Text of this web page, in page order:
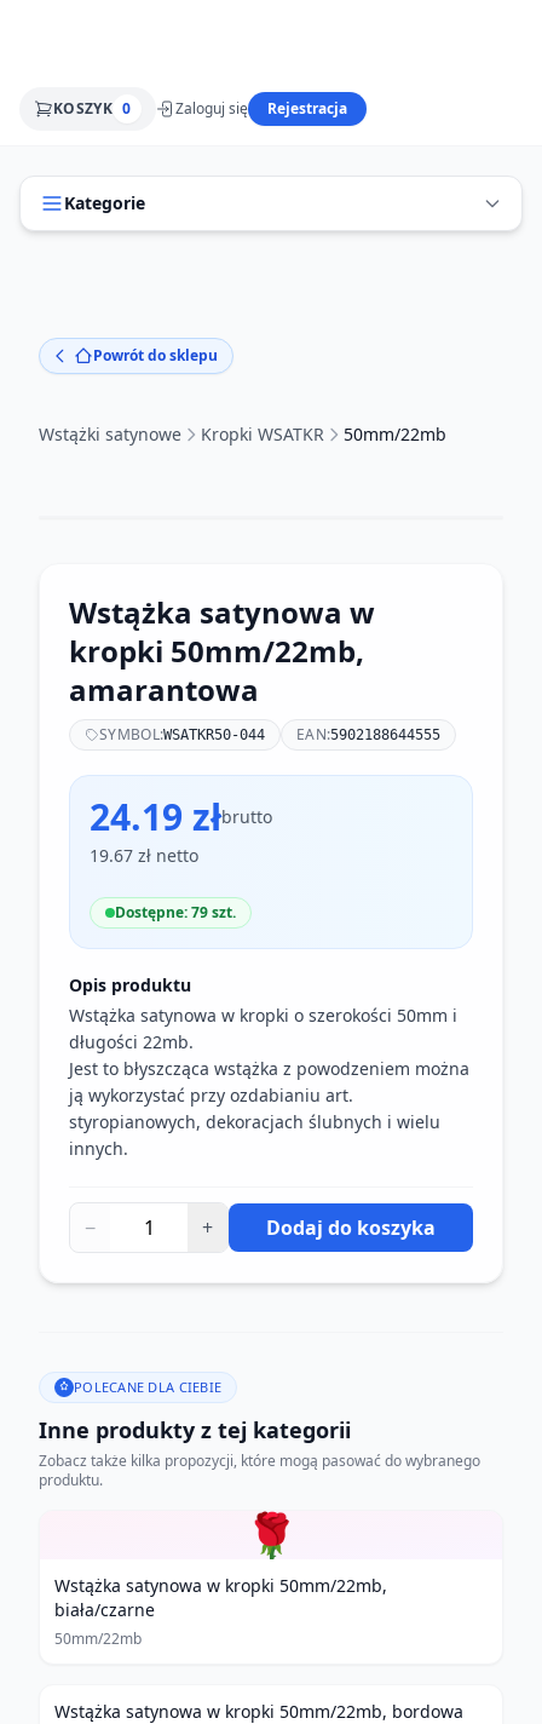
KOSZYK 0 Zaloguj się Rejestracja
Kategorie
Powrót do sklepu
Wstążki satynowe Kropki WSATKR 50mm/22mb
Wstążka satynowa w
kropki 50mm/22mb,
amarantowa
SYMBOL:WSATKR50-044 EAN:5902188644555
24.19 złbrutto
19.67 zł netto
Dostępne: 79 szt.
Opis produktu
Wstążka satynowa w kropki o szerokości 50mm i
długości 22mb.
Jest to błyszcząca wstążka z powodzeniem można
ją wykorzystać przy ozdabianiu art.
styropianowych, dekoracjach ślubnych i wielu
innych.
− + Dodaj do koszyka
POLECANE DLA CIEBIE
Inne produkty z tej kategorii
Zobacz także kilka propozycji, które mogą pasować do wybranego
produktu.
🌹
Wstążka satynowa w kropki 50mm/22mb,
biała/czarne
50mm/22mb
Wstążka satynowa w kropki 50mm/22mb, bordowa